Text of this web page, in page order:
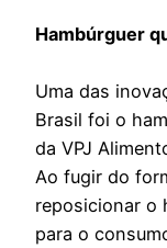
Hambúrguer
Uma das
Brasil foi o
da VPJ
Ao fugir do
reposicionar o
para o